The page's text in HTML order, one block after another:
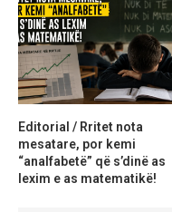
Editorial / Rritet nota
mesatare, por kemi
“analfabetë” që s’dinë as
lexim e as matematikë!